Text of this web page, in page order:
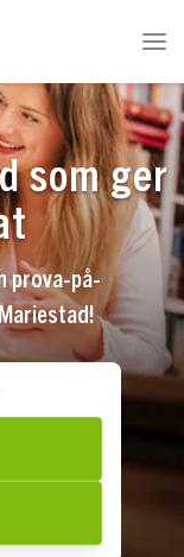
som ger
prova-på-